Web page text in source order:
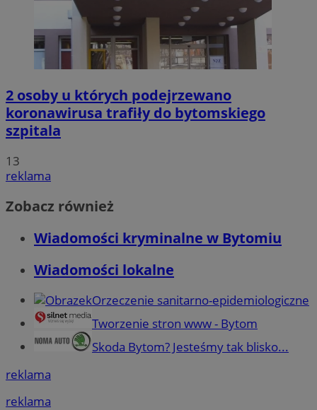
2 osoby u których podejrzewano
koronawirusa trafiły do bytomskiego
szpitala
13
reklama
Zobacz również
Wiadomości kryminalne w Bytomiu
Wiadomości lokalne
Orzeczenie sanitarno-epidemiologiczne
Tworzenie stron www - Bytom
Skoda Bytom? Jesteśmy tak blisko...
reklama
reklama